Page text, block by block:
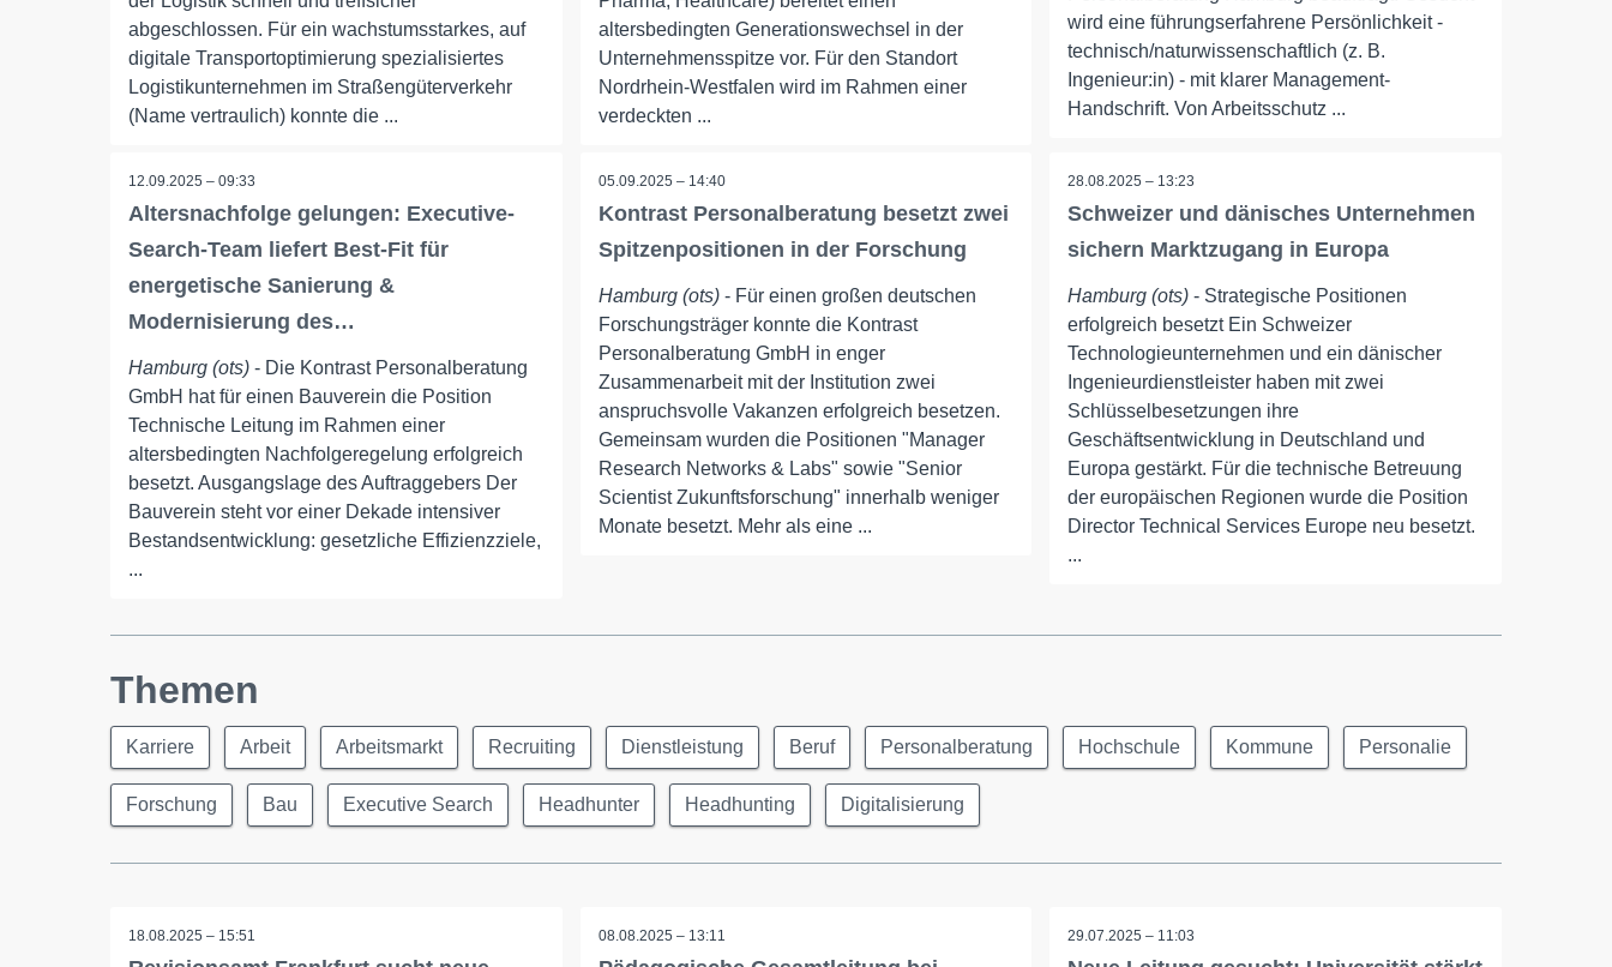
abgeschlossen. Für ein wachstumsstarkes, auf
digitale Transportoptimierung spezialisiertes
Logistikunternehmen im Straßengüterverkehr
(Name vertraulich) konnte die ...
altersbedingten Generationswechsel in der
Unternehmensspitze vor. Für den Standort
Nordrhein-Westfalen wird im Rahmen einer
verdeckten ...
wird eine führungserfahrene Persönlichkeit -
technisch/naturwissenschaftlich (z. B.
Ingenieur:in) - mit klarer Management-
Handschrift. Von Arbeitsschutz ...
12.09.2025 – 09:33
Altersnachfolge gelungen: Executive-
Search-Team liefert Best-Fit für
energetische Sanierung &
Modernisierung des…
Hamburg (ots) - Die Kontrast Personalberatung
GmbH hat für einen Bauverein die Position
Technische Leitung im Rahmen einer
altersbedingten Nachfolgeregelung erfolgreich
besetzt. Ausgangslage des Auftraggebers Der
Bauverein steht vor einer Dekade intensiver
Bestandsentwicklung: gesetzliche Effizienzziele,
...
05.09.2025 – 14:40
Kontrast Personalberatung besetzt zwei
Spitzenpositionen in der Forschung
Hamburg (ots)- Für einen großen deutschen
Forschungsträger konnte die Kontrast
Personalberatung GmbH in enger
Zusammenarbeit mit der Institution zwei
anspruchsvolle Vakanzen erfolgreich besetzen.
Gemeinsam wurden die Positionen "Manager
Research Networks & Labs" sowie "Senior
Scientist Zukunftsforschung" innerhalb weniger
Monate besetzt. Mehr als eine ...
28.08.2025 – 13:23
Schweizer und dänisches Unternehmen
sichern Marktzugang in Europa
Hamburg (ots) - Strategische Positionen
erfolgreich besetzt Ein Schweizer
Technologieunternehmen und ein dänischer
Ingenieurdienstleister haben mit zwei
Schlüsselbesetzungen ihre
Geschäftsentwicklung in Deutschland und
Europa gestärkt. Für die technische Betreuung
der europäischen Regionen wurde die Position
Director Technical Services Europe neu besetzt.
...
Themen
Karriere Arbeit Arbeitsmarkt Recruiting Dienstleistung Beruf Personalberatung Hochschule Kommune Personalie
Forschung Bau Executive Search Headhunter Headhunting Digitalisierung
18.08.2025 – 15:51 08.08.2025 – 13:11 29.07.2025 – 11:03